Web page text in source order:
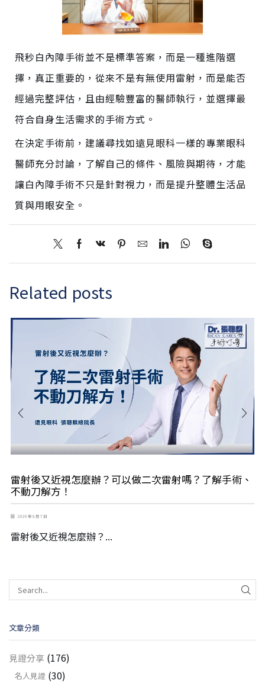
飛秒白內障手術並不是標準答案，而是一種進階選
擇 ， 真正重要的，從來不是有無使用雷射， 而是能否
經過完整評估， 且由經驗豐富的醫師執行，並選擇最
符合自身生活需求的手術方式。
在決定手術前，建議尋找如遠見眼科一樣的專業眼科
醫師充分討論，了解自己的條件、風險與期待，才能
讓白內障手術不只是針對視力，而是提升整體生活品
質與用眼安全。
Related posts
雷射後又近視怎麼辦？可以做二次雷射嗎？了解手術、
不動刀解方！
2026 年 8 月 7 日
雷射後又近視怎麼辦？...
文章分類
見證分享 (176)
名人見證 (30)